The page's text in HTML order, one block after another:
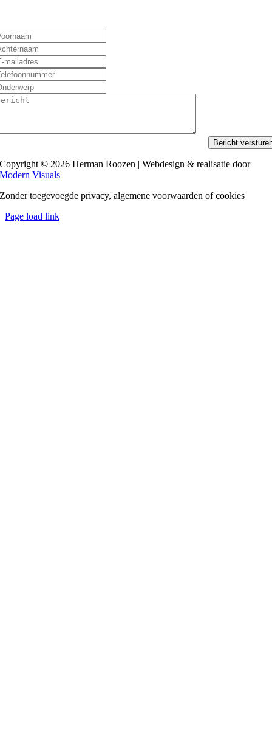
Bericht
Copyright © 2026 Herman Roozen | Webdesign & realisatie door
Modern Visuals
Zonder toegevoegde privacy, algemene voorwaarden of cookies
Page load link